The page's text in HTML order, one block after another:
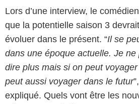
Lors d’une interview, le
que la potentielle saison 3
évoluer dans le présent. “Il se
dans une époque actuelle. Je
dire plus mais si on peut
peut aussi voyager dans le futur
expliqué. Quels vont être les